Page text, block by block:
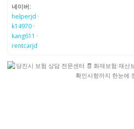
네이버:
helperjd ·
k14970 ·
kang611 ·
rentcarjd